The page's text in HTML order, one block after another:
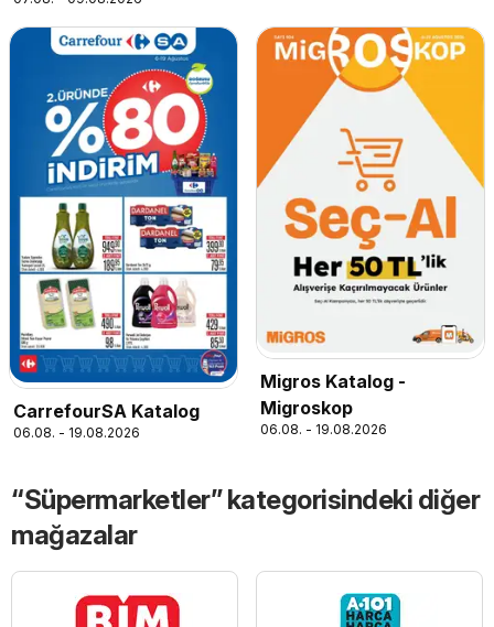
CarrefourSA Katalog
06.08. - 19.08.2026
Migros Katalog -
Migroskop
06.08. - 19.08.2026
“Süpermarketler” kategorisindeki diğer
mağazalar